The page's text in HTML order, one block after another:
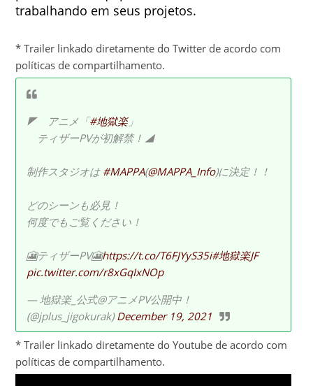
trabalhando em seus projetos.
* Trailer linkado diretamente do Twitter de acordo com
políticas de compartilhamento.
◤ アニメ「#地獄楽」
ティザーPVが初解禁！◢
制作スタジオは #MAPPA(@MAPPA_Info)に決定！！
どのシーンも必見！
何度でもご覧ください！
🎦ティザーPV🎦https://t.co/T6FJYyS35i#地獄楽JF
pic.twitter.com/r8xGqIxNOp
— 地獄楽_公式@アニメPV公開中！
(@jplus_jigokurak)December 19, 2021
* Trailer linkado diretamente do Youtube de acordo com
políticas de compartilhamento.